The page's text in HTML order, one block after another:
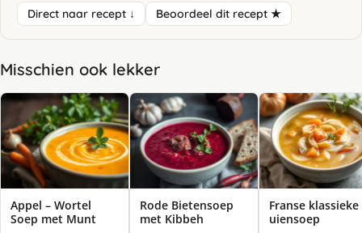
Direct naar recept ↓ Beoordeel dit recept ★
Misschien ook lekker
Appel – Wortel
Soep met Munt
Rode Bietensoep
met Kibbeh
Franse klassieke
uiensoep